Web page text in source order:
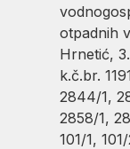
otpadnih
Hrnetić,
k.č.br.
2844/1,
2858/1,
101/1,